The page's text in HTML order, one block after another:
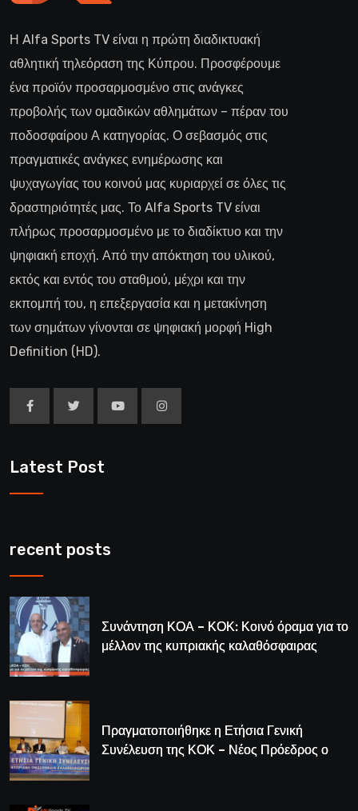
Η Alfa Sports TV είναι η πρώτη διαδικτυακή
αθλητική τηλεόραση της Κύπρου. Προσφέρουμε
ένα προϊόν προσαρμοσμένο στις ανάγκες
προβολής των ομαδικών αθλημάτων – πέραν του
ποδοσφαίρου Α κατηγορίας. Ο σεβασμός στις
πραγματικές ανάγκες ενημέρωσης και
ψυχαγωγίας του κοινού μας κυριαρχεί σε όλες τις
δραστηριότητές μας. Το Alfa Sports TV είναι
πλήρως προσαρμοσμένο με το διαδίκτυο και την
ψηφιακή εποχή. Από την απόκτηση του υλικού,
εκτός και εντός του σταθμού, μέχρι και την
εκπομπή του, η επεξεργασία και η μετακίνηση
των σημάτων γίνονται σε ψηφιακή μορφή High
Definition (HD).
Latest Post
recent posts
Συνάντηση ΚΟΑ – ΚΟΚ: Κοινό όραμα για το
μέλλον της κυπριακής καλαθόσφαιρας
Πραγματοποιήθηκε η Ετήσια Γενική
Συνέλευση της ΚΟΚ – Νέος Πρόεδρος ο